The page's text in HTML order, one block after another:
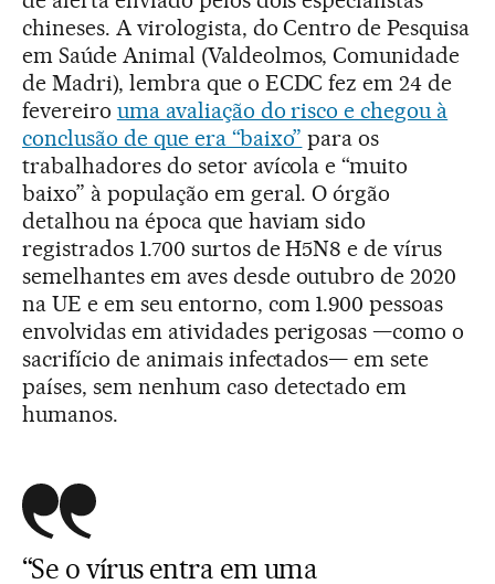
chineses. A virologista, do Centro de Pesquisa
em Saúde Animal (Valdeolmos, Comunidade
de Madri), lembra que o ECDC fez em 24 de
fevereiro uma avaliação do risco e chegou à
conclusão de que era “baixo” para os
trabalhadores do setor avícola e “muito
baixo” à população em geral. O órgão
detalhou na época que haviam sido
registrados 1.700 surtos de H5N8 e de vírus
semelhantes em aves desde outubro de 2020
na UE e em seu entorno, com 1.900 pessoas
envolvidas em atividades perigosas —como o
sacrifício de animais infectados— em sete
países, sem nenhum caso detectado em
humanos.
“Se o vírus entra em uma